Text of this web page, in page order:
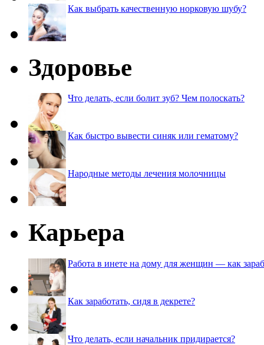
Как выбрать качественную норковую шубу?
Здоровье
Что делать, если болит зуб? Чем полоскать?
Как быстро вывести синяк или гематому?
Народные методы лечения молочницы
Карьера
Работа в инете на дому для женщин — как
Как заработать, сидя в декрете?
Что делать, если начальник придирается?